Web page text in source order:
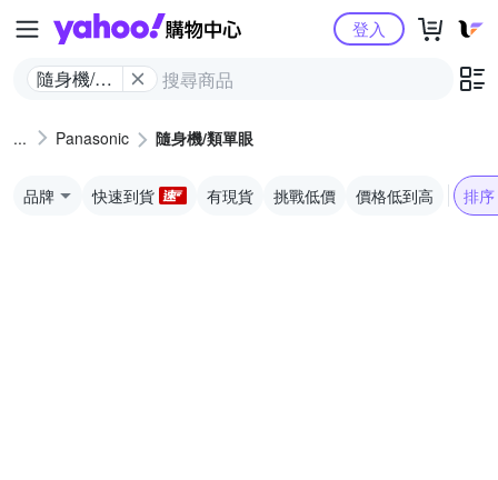
Yahoo購物中心
隨身機/類
登入
Panasonic 隨身機/類單眼
品牌 快速到貨 有現貨 挑戰低價 價格低到高 排序